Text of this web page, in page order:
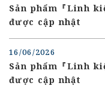
Sản phẩm『Linh
được cập nhật
16/06/2026
Sản phẩm『Linh
được cập nhật